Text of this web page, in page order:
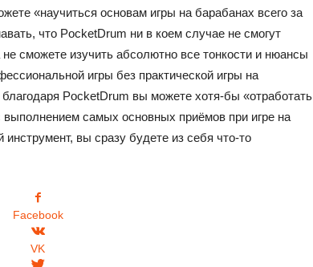
«научиться основам игры на барабанах всего за
что PocketDrum ни в коем случае не смогут
сможете изучить абсолютно все тонкости и нюансы
игры без практической игры на
PocketDrum вы можете хотя-бы «отработать
самых основных приёмов при игре на
вы сразу будете из себя что-то
Facebook
VK